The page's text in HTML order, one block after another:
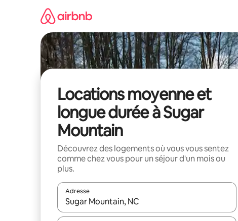
Locations moyenne et
longue durée à Sugar
Mountain
Découvrez des logements où vous vous sentez
comme chez vous pour un séjour d'un mois ou
plus.
Adresse
Lorsque les résultats s'affichent, utilisez les flèches